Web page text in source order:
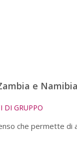
e
DI GRUPPO
che permette di